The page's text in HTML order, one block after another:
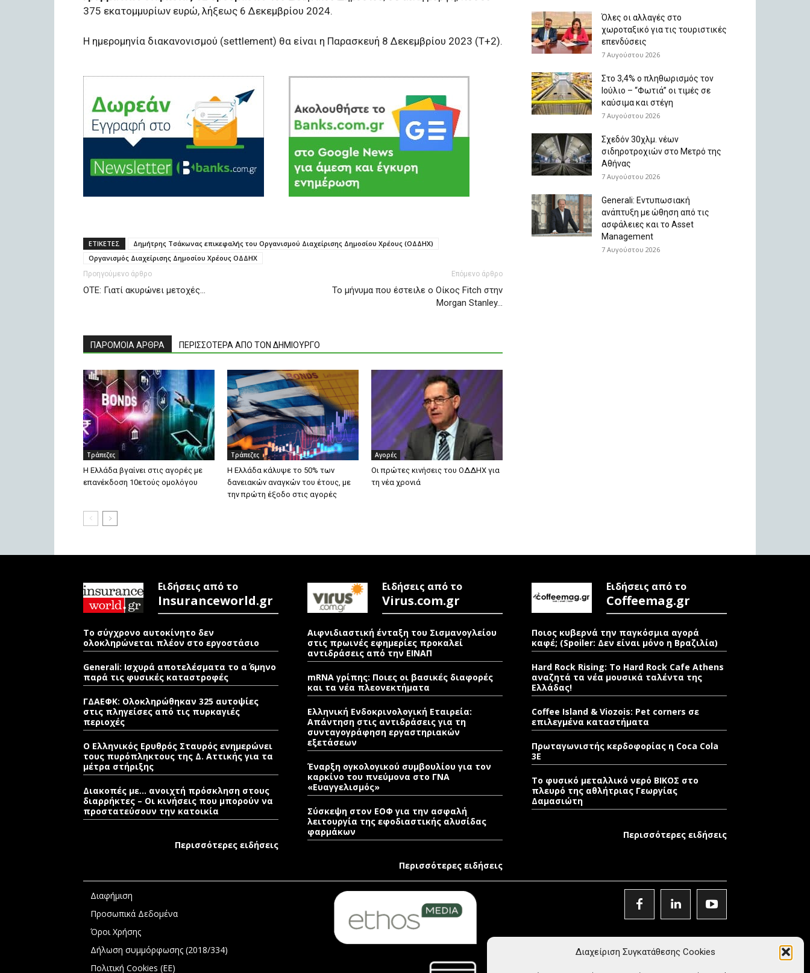
Διαχείριση Συγκατάθεσης Cookies
375 εκατομμυρίων ευρώ, λήξεως 6 Δεκεμβρίου 2024.
Η ημερομηνία διακανονισμού (settlement) θα είναι η Παρασκευή 8 Δεκεμβρίου 2023 (Τ+2).
ΕΤΙΚΕΤΕΣ
Δημήτρης Τσάκωνας επικεφαλής του Οργανισμού Διαχείρισης Δημοσίου Χρέους (ΟΔΔΗΧ)
Οργανισμός Διαχείρισης Δημοσίου Χρέους ΟΔΔΗΧ
Προηγούμενο άρθρο
ΟΤΕ: Γιατί ακυρώνει μετοχές…
Επόμενο άρθρο
To μήνυμα που έστειλε ο Οίκος Fitch στην
Morgan Stanley…
ΠΑΡΟΜΟΙΑ ΑΡΘΡΑ ΠΕΡΙΣΣΟΤΕΡΑ ΑΠΟ ΤΟΝ ΔΗΜΙΟΥΡΓΟ
Τράπεζες
H Ελλάδα βγαίνει στις αγορές με
επανέκδοση 10ετούς ομολόγου
Τράπεζες
H Ελλάδα κάλυψε το 50% των
δανειακών αναγκών του έτους, με
την πρώτη έξοδο στις αγορές
Αγορές
Οι πρώτες κινήσεις του ΟΔΔΗΧ για
τη νέα χρονιά
Όλες οι αλλαγές στο
χωροταξικό για τις τουριστικές
επενδύσεις
7 Αυγούστου 2026
Στο 3,4% ο πληθωρισμός τον
Ιούλιο – “Φωτιά” οι τιμές σε
καύσιμα και στέγη
7 Αυγούστου 2026
Σχεδόν 30χλμ. νέων
σιδηροτροχιών στο Μετρό της
Αθήνας
7 Αυγούστου 2026
Generali: Eντυπωσιακή
ανάπτυξη με ώθηση από τις
ασφάλειες και το Asset
Management
7 Αυγούστου 2026
Ειδήσεις από το
Insuranceworld.gr
Το σύγχρονο αυτοκίνητο δεν
ολοκληρώνεται πλέον στο εργοστάσιο
Generali: Ισχυρά αποτελέσματα το α΄ 6μηνο
παρά τις φυσικές καταστροφές
ΓΔΑΕΦΚ: Ολοκληρώθηκαν 325 αυτοψίες
στις πληγείσες από τις πυρκαγιές
περιοχές
Ο Ελληνικός Ερυθρός Σταυρός ενημερώνει
τους πυρόπληκτους της Δ. Αττικής για τα
μέτρα στήριξης
Διακοπές με… ανοιχτή πρόσκληση στους
διαρρήκτες – Οι κινήσεις που μπορούν να
προστατεύσουν την κατοικία
Περισσότερες ειδήσεις
Ειδήσεις από το
Virus.com.gr
Αιφνιδιαστική ένταξη του Σισμανογλείου
στις πρωινές εφημερίες προκαλεί
αντιδράσεις από την ΕΙΝΑΠ
mRNA γρίπης: Ποιες οι βασικές διαφορές
και τα νέα πλεονεκτήματα
Ελληνική Ενδοκρινολογική Εταιρεία:
Απάντηση στις αντιδράσεις για τη
συνταγογράφηση εργαστηριακών
εξετάσεων
Έναρξη ογκολογικού συμβουλίου για τον
καρκίνο του πνεύμονα στο ΓΝΑ
«Ευαγγελισμός»
Σύσκεψη στον ΕΟΦ για την ασφαλή
λειτουργία της εφοδιαστικής αλυσίδας
φαρμάκων
Περισσότερες ειδήσεις
Ειδήσεις από το
Coffeemag.gr
Ποιος κυβερνά την παγκόσμια αγορά
καφέ; (Spoiler: Δεν είναι μόνο η Βραζιλία)
Hard Rock Rising: Το Hard Rock Cafe Athens
αναζητά τα νέα μουσικά ταλέντα της
Ελλάδας!
Coffee Island & Viozois: Pet corners σε
επιλεγμένα καταστήματα
Πρωταγωνιστής κερδοφορίας η Coca Cola
3E
Το φυσικό μεταλλικό νερό ΒΙΚΟΣ στο
πλευρό της αθλήτριας Γεωργίας
Δαμασιώτη
Περισσότερες ειδήσεις
Διαφήμιση
Προσωπικά Δεδομένα
Όροι Χρήσης
Δήλωση συμμόρφωσης (2018/334)
Πολιτική Cookies (ΕΕ)